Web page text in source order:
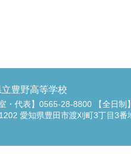
豊野高等学校
室・代表】0565-28-8800 【全日
愛知県豊田市渡刈町3丁目3